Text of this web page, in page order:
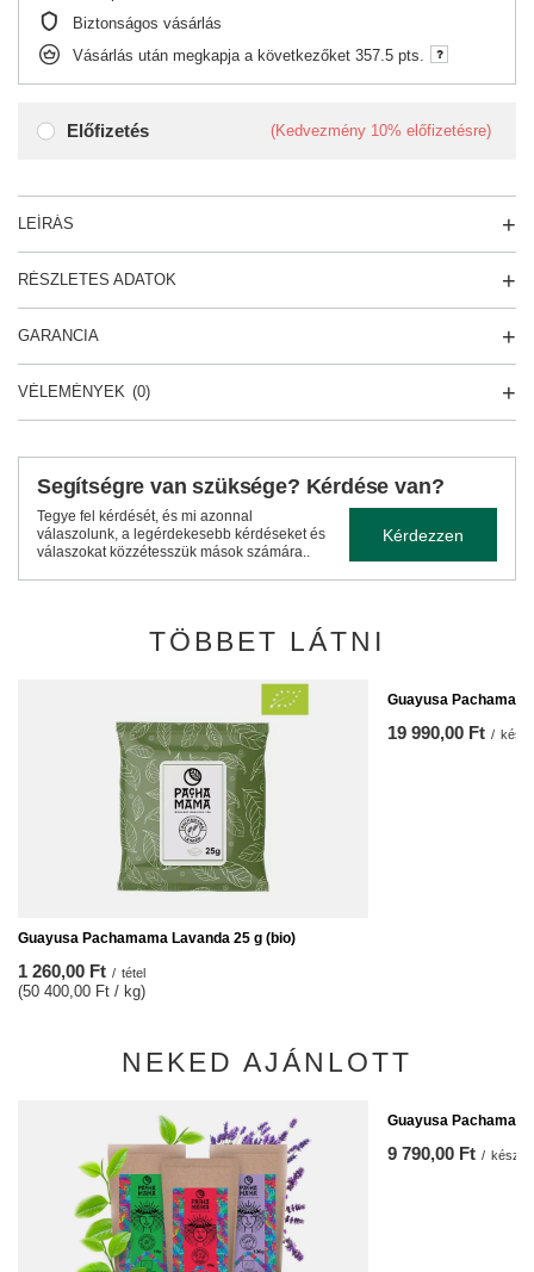
Előfizetés (Kedvezmény 10% előfizetésre)
Biztonságos vásárlás
Vásárlás után megkapja a következőket 357.5 pts.
LEÍRÁS
RÉSZLETES ADATOK
GARANCIA
VÉLEMÉNYEK (0)
Segítségre van szüksége? Kérdése van?
Tegye fel kérdését, és mi azonnal
válaszolunk, a legérdekesebb kérdéseket és
válaszokat közzétesszük mások számára..
Kérdezzen
TÖBBET LÁTNI
Guayusa Pachamama Lavanda 25 g (bio)
1 260,00 Ft / tétel
(50 400,00 Ft / kg)
Guayusa
19 990,00 Ft /
NEKED AJÁNLOTT
Guayusa
9 790,00 Ft / készlet